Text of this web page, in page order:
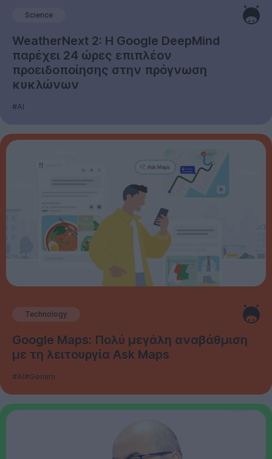
Science
WeatherNext 2: Η Google DeepMind
παρέχει 24 ώρες επιπλέον
προειδοποίησης στην πρόγνωση
κυκλώνων
#AI
Technology
Google Maps: Πολύ μεγάλη αναβάθμιση
με τη λειτουργία Ask Maps
#AI#Gemini